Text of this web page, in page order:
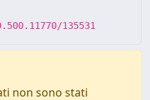
135531
non sono stati